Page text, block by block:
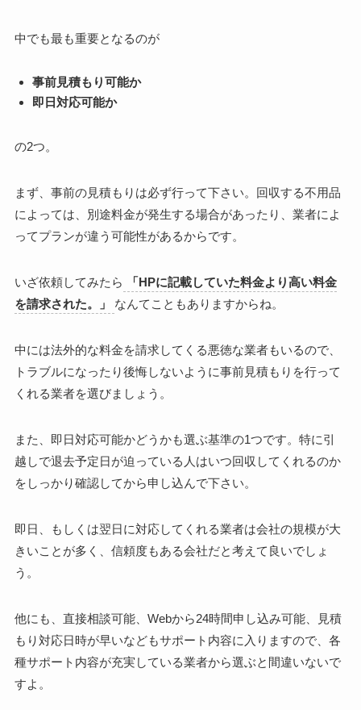
中でも最も重要となるのが
事前見積もり可能か
即日対応可能か
の2つ。
まず、事前の見積もりは必ず行って下さい。回収する不用品
によっては、別途料金が発生する場合があったり、業者によ
ってプランが違う可能性があるからです。
いざ依頼してみたら
「HPに記載していた料金より高い料金
を請求された。」
なんてこともありますからね。
中には法外的な料金を請求してくる悪徳な業者もいるので、
トラブルになったり後悔しないように事前見積もりを行って
くれる業者を選びましょう。
また、即日対応可能かどうかも選ぶ基準の1つです。特に引
越しで退去予定日が迫っている人はいつ回収してくれるのか
をしっかり確認してから申し込んで下さい。
即日、もしくは翌日に対応してくれる業者は会社の規模が大
きいことが多く、信頼度もある会社だと考えて良いでしょ
う。
他にも、直接相談可能、Webから24時間申し込み可能、見積
もり対応日時が早いなどもサポート内容に入りますので、各
種サポート内容が充実している業者から選ぶと間違いないで
すよ。